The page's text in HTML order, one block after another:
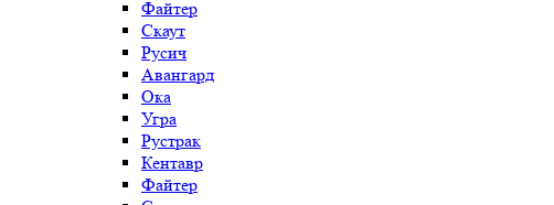
Файтер
Скаут
Русич
Авангард
Ока
Угра
Рустрак
Кентавр
Файтер